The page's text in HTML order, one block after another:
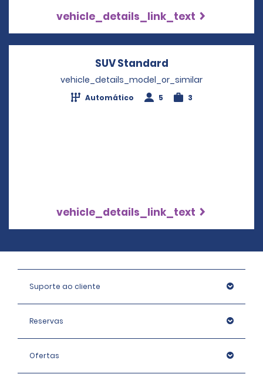
vehicle_details_link_text
SUV Standard
vehicle_details_model_or_similar
Automático 5 3
vehicle_details_link_text
Suporte ao cliente
Reservas
Ofertas